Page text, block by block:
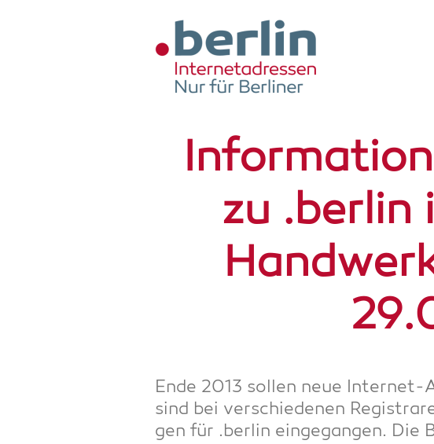
Zum Hauptinhalt springen
zu .ber­lin
Ende 2013 sol­len neue Inter­net-
sind bei ver­schie­de­nen
gen für .ber­lin ein­ge­gan­gen. Die